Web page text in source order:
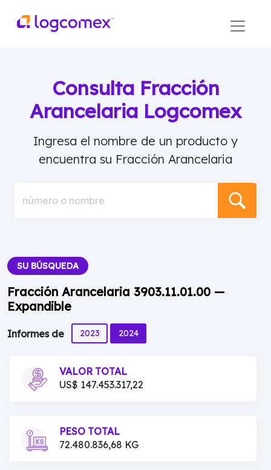
Consulta Fracción
Arancelaria Logcomex
Ingresa el nombre de un producto y
encuentra su Fracción Arancelaria
número o nombre
SU BÚSQUEDA
Fracción Arancelaria 3903.11.01.00 —
Expandible
Informes de 2023 2024
VALOR TOTAL
US$ 147.453.317,22
PESO TOTAL
72.480.836,68 KG